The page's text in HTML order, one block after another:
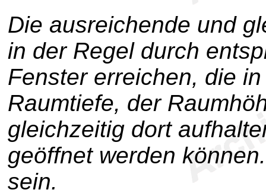
Die ausreichende und
in der Regel durch
Fenster erreichen, die
Raumtiefe, der
gleichzeitig dort
geöffnet werden
sein.